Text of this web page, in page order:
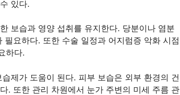
있다.
보습과 영양 섭취를 유지한다. 당분이나 염분
요하다. 또한 수술 일정과 어지럼증 악화 시점
하다.
제가 도움이 된다. 피부 보습은 외부 환경의 건
. 또한 관리 차원에서 눈가 주변의 미세 주름 관